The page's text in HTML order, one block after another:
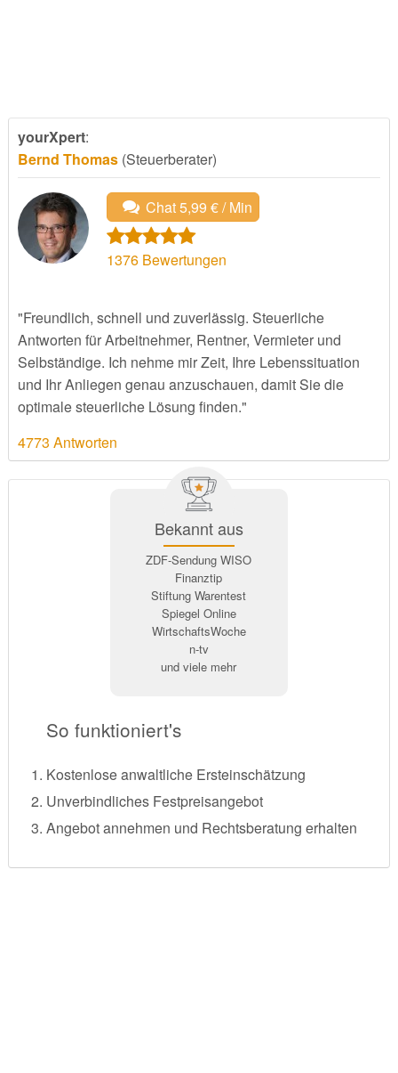
yourXpert:
Bernd Thomas(Steuerberater)
Chat 5,99 € / Min
1376Bewertungen
"Freundlich, schnell und zuverlässig. Steuerliche
Antworten für Arbeitnehmer, Rentner, Vermieter und
Selbständige. Ich nehme mir Zeit, Ihre Lebenssituation
und Ihr Anliegen genau anzuschauen, damit Sie die
optimale steuerliche Lösung finden."
4773 Antworten
Bekannt aus
ZDF-Sendung WISO
Finanztip
Stiftung Warentest
Spiegel Online
WirtschaftsWoche
n-tv
und viele mehr
So funktioniert's
Kostenlose anwaltliche Ersteinschätzung
Unverbindliches Festpreisangebot
Angebot annehmen und Rechtsberatung erhalten